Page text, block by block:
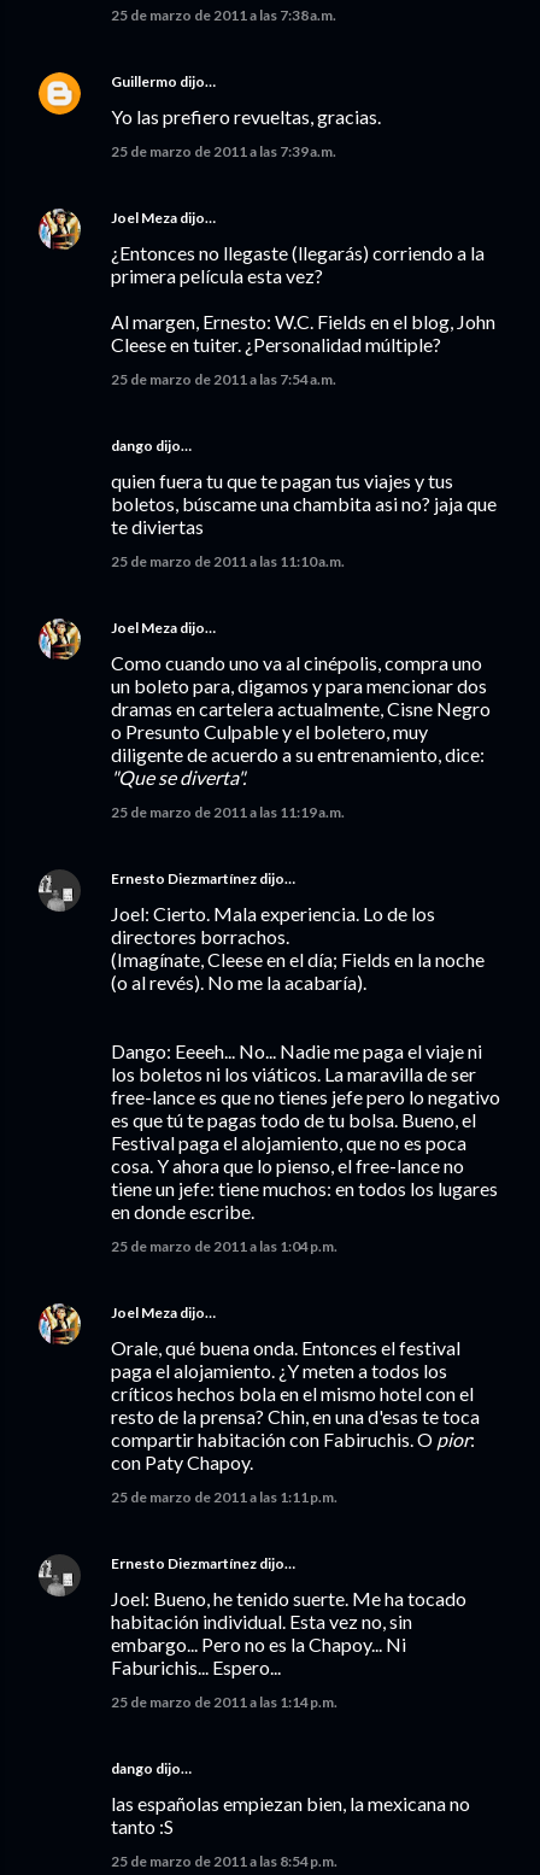
25 de marzo de 2011 a las 7:38 a.m.
Guillermo dijo…
Yo las prefiero revueltas, gracias.
25 de marzo de 2011 a las 7:39 a.m.
Joel Meza dijo…
¿Entonces no llegaste (llegarás) corriendo a la
primera película esta vez?
Al margen, Ernesto: W.C. Fields en el blog, John
Cleese en tuiter. ¿Personalidad múltiple?
25 de marzo de 2011 a las 7:54 a.m.
dango dijo…
quien fuera tu que te pagan tus viajes y tus
boletos, búscame una chambita asi no? jaja que
te diviertas
25 de marzo de 2011 a las 11:10 a.m.
Joel Meza dijo…
Como cuando uno va al cinépolis, compra uno
un boleto para, digamos y para mencionar dos
dramas en cartelera actualmente, Cisne Negro
o Presunto Culpable y el boletero, muy
diligente de acuerdo a su entrenamiento, dice:
"Que se diverta".
25 de marzo de 2011 a las 11:19 a.m.
Ernesto Diezmartínez dijo…
Joel: Cierto. Mala experiencia. Lo de los
directores borrachos.
(Imagínate, Cleese en el día; Fields en la noche
(o al revés). No me la acabaría).
Dango: Eeeeh... No... Nadie me paga el viaje ni
los boletos ni los viáticos. La maravilla de ser
free-lance es que no tienes jefe pero lo negativo
es que tú te pagas todo de tu bolsa. Bueno, el
Festival paga el alojamiento, que no es poca
cosa. Y ahora que lo pienso, el free-lance no
tiene un jefe: tiene muchos: en todos los lugares
en donde escribe.
25 de marzo de 2011 a las 1:04 p.m.
Joel Meza dijo…
Orale, qué buena onda. Entonces el festival
paga el alojamiento. ¿Y meten a todos los
críticos hechos bola en el mismo hotel con el
resto de la prensa? Chin, en una d'esas te toca
compartir habitación con Fabiruchis. O pior:
con Paty Chapoy.
25 de marzo de 2011 a las 1:11 p.m.
Ernesto Diezmartínez dijo…
Joel: Bueno, he tenido suerte. Me ha tocado
habitación individual. Esta vez no, sin
embargo... Pero no es la Chapoy... Ni
Faburichis... Espero...
25 de marzo de 2011 a las 1:14 p.m.
dango dijo…
las españolas empiezan bien, la mexicana no
tanto :S
25 de marzo de 2011 a las 8:54 p.m.